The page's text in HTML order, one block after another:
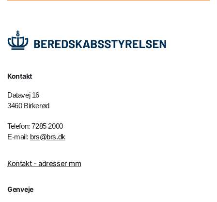
Kontakt
Datavej 16
3460 Birkerød
Telefon: 7285 2000
E-mail: brs@brs.dk
Kontakt - adresser mm
Genveje